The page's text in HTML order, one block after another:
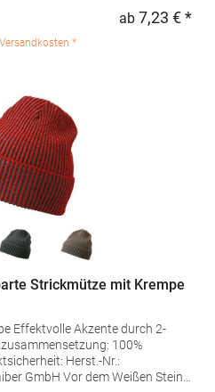
Posthoornstraat 17 3011WD
marketing@beechfield.com
ab 7,23 € *
Versandkosten *
Strickmütze mit Krempe
2-
100%
Herst.-Nr.:
GmbH Vor dem Weißen Stein